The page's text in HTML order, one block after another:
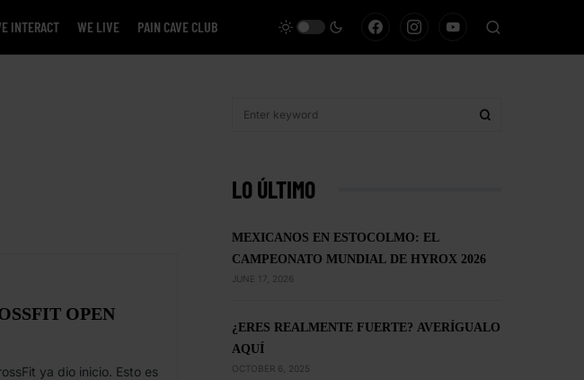
INTERACT WE LIVE PAIN CAVE CLUB
OPEN
ya dio inicio. Esto es
LO ÚLTIMO
MEXICANOS EN ESTOCOLMO: EL
CAMPEONATO MUNDIAL DE HYROX 2026
JUNE 17, 2026
¿ERES REALMENTE FUERTE? AVERÍGUALO
AQUÍ
OCTOBER 6, 2025